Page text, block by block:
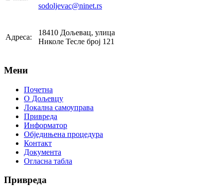
sodoljevac@ninet.rs
Адреса:
18410 Дољевац, улица
Николе Тесле број 121
Мени
Почетна
О Дољевцу
Локална самоуправа
Привреда
Информатор
Обједињена процедура
Контакт
Документа
Огласна табла
Привреда